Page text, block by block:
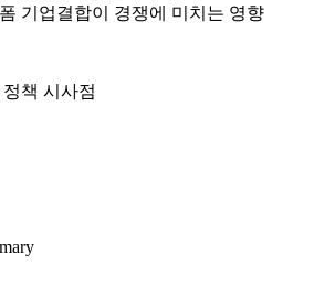
기업결합이 경쟁에 미치는 영향
책 시사점